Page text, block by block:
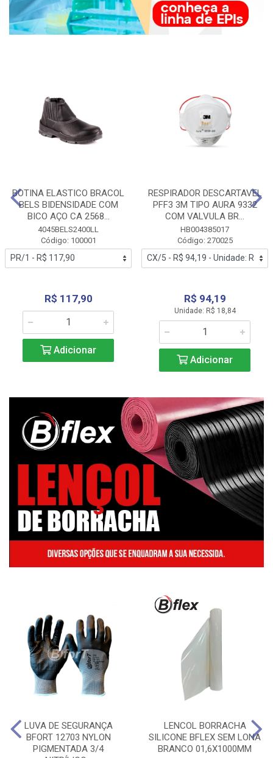
BOTINA ELASTICO BRACOL
BELS BIDENSIDADE COM
BICO AÇO CA 2568...
4045BELS2400LL
Código: 100001
R$ 117,90
Adicionar
RESPIRADOR DESCARTAVEL
PFF3 3M TIPO AURA 9332
COM VALVULA BR...
HB004385017
Código: 270025
R$ 94,19
Unidade: R$ 18,84
Adicionar
LUVA DE SEGURANÇA
BFORT 12703 NYLON
PIGMENTADA 3/4
LENCOL BORRACHA
SILICONE BFLEX SEM LONA
BRANCO 01,6X1000MM